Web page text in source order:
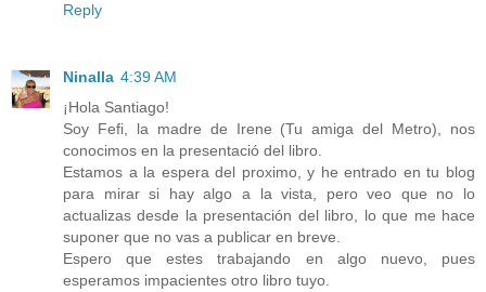
Reply
Ninalla 4:39 AM
¡Hola Santiago!
Soy Fefi, la madre de Irene (Tu amiga del Metro), nos
conocimos en la presentació del libro.
Estamos a la espera del proximo, y he entrado en tu blog
para mirar si hay algo a la vista, pero veo que no lo
actualizas desde la presentación del libro, lo que me hace
suponer que no vas a publicar en breve.
Espero que estes trabajando en algo nuevo, pues
esperamos impacientes otro libro tuyo.